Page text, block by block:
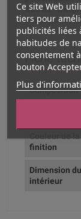
Qualite. .metal
Dimensions .
Fiche
Composition
Couleur de la
finition
Dimension
intérieur
Ce site Web
tiers pour
publicités liées
habitudes de
consentement
bouton
Plus